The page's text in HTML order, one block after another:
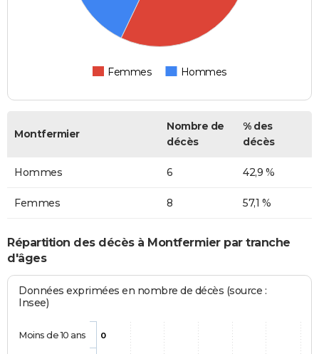
Femmes Hommes
Montfermier
Nombre de
décès
% des
décès
Hommes 6 42,9 %
Femmes 8 57,1 %
Répartition des décès à Montfermier par tranche
d'âges
Données exprimées en nombre de décès (source :
Insee)
0
Moins de 10 ans